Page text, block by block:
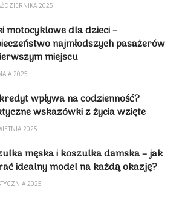
2025
motocyklowe dla dzieci –
najmłodszych pasażerów
miejscu
2025
wpływa na codzienność?
wskazówki z życia wzięte
2025
męska i koszulka damska – jak
idealny model na każdą okazję?
2025